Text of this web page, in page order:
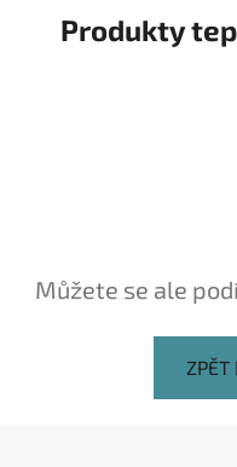
Produkty
Můžete se ale
ZPĚT